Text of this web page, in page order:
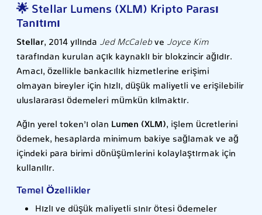
🌟 Stellar Lumens (XLM) Kripto Parası
Tanıtımı
Stellar, 2014 yılında Jed McCalebve Joyce Kim
tarafından kurulan açık kaynaklı bir blokzincir ağıdır.
Amacı, özellikle bankacılık hizmetlerine erişimi
olmayan bireyler için hızlı, düşük maliyetli ve erişilebilir
uluslararası ödemeleri mümkün kılmaktır.
Ağın yerel token’ı olan Lumen (XLM), işlem ücretlerini
ödemek, hesaplarda minimum bakiye sağlamak ve ağ
içindeki para birimi dönüşümlerini kolaylaştırmak için
kullanılır.
Temel Özellikler
Hızlı ve düşük maliyetli sınır ötesi ödemeler